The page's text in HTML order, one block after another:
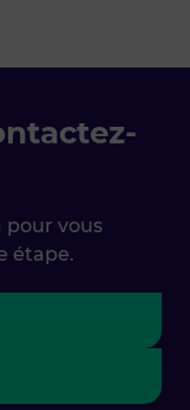
pour vous
étape.